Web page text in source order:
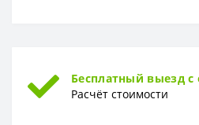
Бесплатный выезд с
Расчёт стоимости